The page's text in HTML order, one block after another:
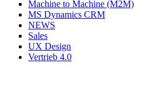
Machine to Machine (M2M)
MS Dynamics CRM
NEWS
Sales
UX Design
Vertrieb 4.0